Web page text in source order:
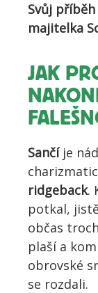
Svůj
majitelka
JAK
Sančíje
ridgeback.
potkal,
občas
plaší a
obrovské
se rozdali.